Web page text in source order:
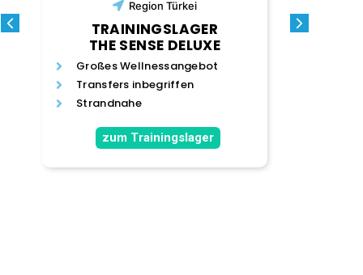
RegionTürkei
TRAININGSLAGER
THE SENSE DELUXE
Großes Wellnessangebot
Transfers inbegriffen
Strandnahe
zum Trainingslager